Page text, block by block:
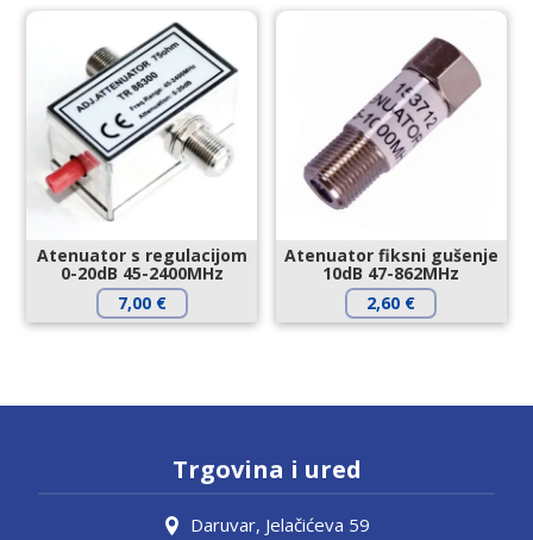
Atenuator s regulacijom
0-20dB 45-2400MHz
7,00 €
Atenuator fiksni gušenje
10dB 47-862MHz
2,60 €
Trgovina i ured
Daruvar, Jelačićeva 59